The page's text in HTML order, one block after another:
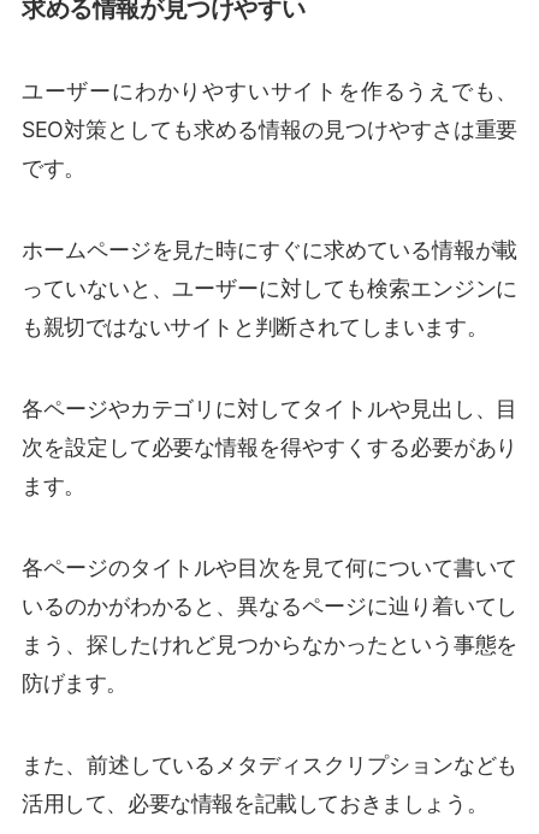
求める情報が見つけやすい
ユーザーにわかりやすいサイトを作るうえでも、
SEO対策としても求める情報の見つけやすさは重要
です。
ホームページを見た時にすぐに求めている情報が載
っていないと、ユーザーに対しても検索エンジンに
も親切ではないサイトと判断されてしまいます。
各ページやカテゴリに対してタイトルや見出し、目
次を設定して必要な情報を得やすくする必要があり
ます。
各ページのタイトルや目次を見て何について書いて
いるのかがわかると、異なるページに辿り着いてし
まう、探したけれど見つからなかったという事態を
防げます。
また、前述しているメタディスクリプションなども
活用して、必要な情報を記載しておきましょう。